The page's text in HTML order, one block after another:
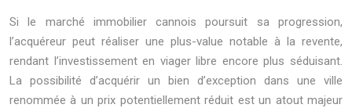
Si le marché immobilier cannois poursuit sa progression,
l’acquéreur peut réaliser une plus-value notable à la revente,
rendant l’investissement en viager libre encore plus séduisant.
La possibilité d’acquérir un bien d’exception dans une ville
renommée à un prix potentiellement réduit est un atout majeur